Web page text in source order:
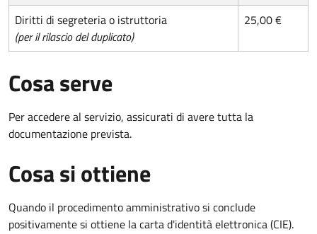
Diritti di segreteria o istruttoria
(per il rilascio del duplicato)
25,00 €
Cosa serve
Per accedere al servizio, assicurati di avere tutta la
documentazione prevista.
Cosa si ottiene
Quando il procedimento amministrativo si conclude
positivamente si ottiene la carta d'identità elettronica (CIE).